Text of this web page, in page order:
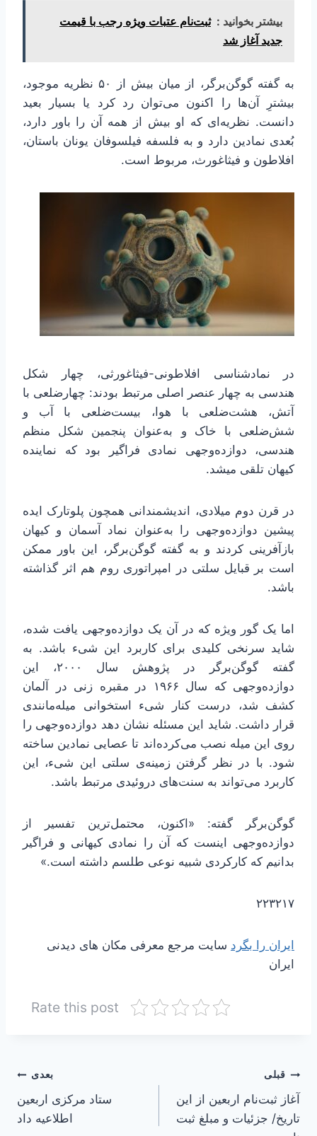
بیشتر بخوانید : ثبت‌نام عتبات ویژه رجب با قیمت
جدید آغاز شد
به گفته گوگن‌برگر، از میان بیش از ۵۰ نظریه موجود،
بیشترِ آن‌ها را اکنون می‌توان رد کرد یا بسیار بعید
دانست. نظریه‌ای که او بیش از همه آن را باور دارد،
بُعدی نمادین دارد و به فلسفه فیلسوفان یونان باستان،
افلاطون و فیثاغورث، مربوط است.
در نمادشناسی افلاطونی-فیثاغورثی، چهار شکل
هندسی به چهار عنصر اصلی مرتبط بودند: چهارضلعی با
آتش، هشت‌ضلعی با هوا، بیست‌ضلعی با آب و
شش‌ضلعی با خاک و به‌عنوان پنجمین شکل منظم
هندسی، دوازده‌وجهی نمادی فراگیر بود که نماینده
کیهان تلقی میشد.
در قرن دوم میلادی، اندیشمندانی همچون پلوتارک ایده
پیشین دوازده‌وجهی را به‌عنوان نماد آسمان و کیهان
بازآفرینی کردند و به گفته گوگن‌برگر، این باور ممکن
است بر قبایل سلتی در امپراتوری روم هم اثر گذاشته
باشد.
اما یک گور ویژه که در آن یک دوازده‌وجهی یافت شده،
شاید سرنخی کلیدی برای کاربرد این شیء باشد. به
گفته گوگن‌برگر در پژوهش سال ۲۰۰۰، این
دوازده‌وجهی که سال ۱۹۶۶ در مقبره زنی در آلمان
کشف شد، درست کنار شیء استخوانی میله‌مانندی
قرار داشت. شاید این مسئله نشان دهد دوازده‌وجهی را
روی این میله نصب می‌کرده‌اند تا عصایی نمادین ساخته
شود. با در نظر گرفتن زمینه‌ی سلتی این شیء، این
کاربرد می‌تواند به سنت‌های دروئیدی مرتبط باشد.
گوگن‌برگر گفته: «اکنون، محتمل‌ترین تفسیر از
دوازده‌وجهی اینست که آن را نمادی کیهانی و فراگیر
بدانیم که کارکردی شبیه نوعی طلسم داشته است.»
۲۲۳۲۱۷
ایران را بگرد سایت مرجع معرفی مکان های دیدنی
ایران
Rate this post
راهبری
نوشته
قبلی
آغاز ثبت‌نام اربعین از این
تاریخ/ جزئیات و مبلغ ثبت
بعدی
ستاد مرکزی اربعین
اطلاعیه داد